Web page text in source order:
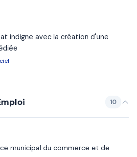
indigne avec la création d'une
10
municipal du commerce et de